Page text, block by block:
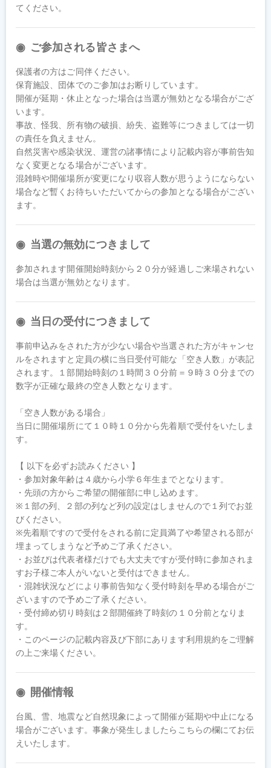
てください。
ご参加される皆さまへ
保護者の方はご同伴ください。
保育施設、団体でのご参加はお断りしています。
開催が延期・休止となった場合は当選が無効となる場合がござ
います。
事故、怪我、所有物の破損、紛失、盗難等につきましては一切
の責任を負えません。
自然災害や感染状況、運営の諸事情により記載内容が事前告知
なく変更となる場合がございます。
混雑時や開催場所が変更になり収容人数が思うようにならない
場合など暫くお待ちいただいてからの参加となる場合がござい
ます。
当選の無効につきまして
参加されます開催開始時刻から２０分が経過しご来場されない
場合は当選が無効となります。
当日の受付につきまして
事前申込みをされた方が少ない場合や当選された方がキャンセ
ルをされますと定員の横に当日受付可能な「空き人数」が表記
されます。１部開始時刻の１時間３０分前＝９時３０分までの
数字が正確な最終の空き人数となります。
「空き人数がある場合」
当日に開催場所にて１０時１０分から先着順で受付をいたしま
す。
【 以下を必ずお読みください 】
・参加対象年齢は４歳から小学６年生までとなります。
・先頭の方からご希望の開催部に申し込めます。
※１部の列、２部の列など列の設定はしませんので１列でお並
びください。
※先着順ですので受付をされる前に定員満了や希望される部が
埋まってしまうなど予めご了承ください。
・お並びは代表者様だけでも大丈夫ですが受付時に参加されま
すお子様ご本人がいないと受付はできません。
・混雑状況などにより事前告知なく受付時刻を早める場合がご
ざいますので予めご了承ください。
・受付締め切り時刻は２部開催終了時刻の１０分前となりま
す。
・このページの記載内容及び下部にあります利用規約をご理解
の上ご来場ください。
開催情報
台風、雪、地震など自然現象によって開催が延期や中止になる
場合がございます。事象が発生しましたらこちらの欄にてお伝
えいたします。